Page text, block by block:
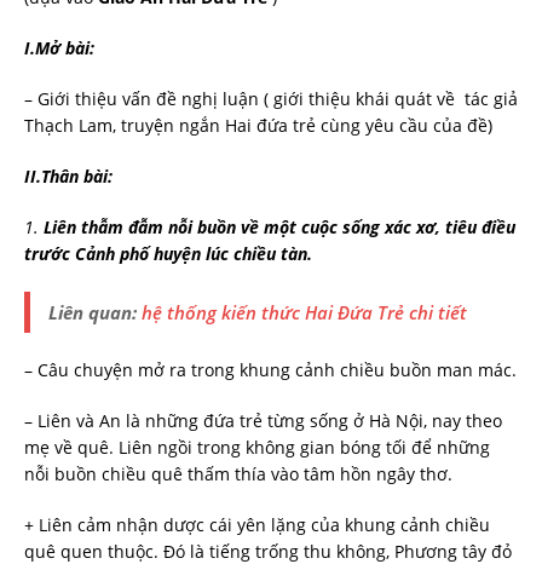
I.Mởbài:
– Giới thiệu vấn đề nghị luận ( giới thiệu khái quát về tác giả
Thạch Lam, truyện ngắn Hai đứa trẻ cùng yêu cầu của đề)
II.Thân bài:
1. Liên thẫm đẫm nỗi buồn về một cuộc sống xác xơ, tiêu điều
trước Cảnh phố huyện lúc chiều tàn.
Liên quan: hệ thống kiến thức Hai Đứa Trẻ chi tiết
– Câu chuyện mở ra trong khung cảnh chiều buồn man mác.
– Liên và An là những đứa trẻ từng sống ở Hà Nội, nay theo
mẹ về quê. Liên ngồi trong không gian bóng tối để những
nỗi buồn chiều quê thấm thía vào tâm hồn ngây thơ.
+ Liên cảm nhận dược cái yên lặng của khung cảnh chiều
quê quen thuộc. Đó là tiếng trống thu không, Phương tây đỏ